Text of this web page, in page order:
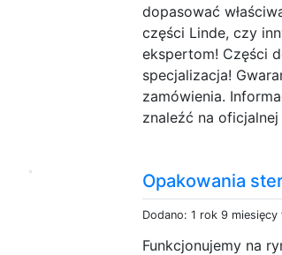
dopasować
części Linde, czy
ekspertom! Części
specjalizacja!
zamówienia.
znaleźć na
Opakowania
Dodano: 1 rok 9 miesięcy
Funkcjonujemy na